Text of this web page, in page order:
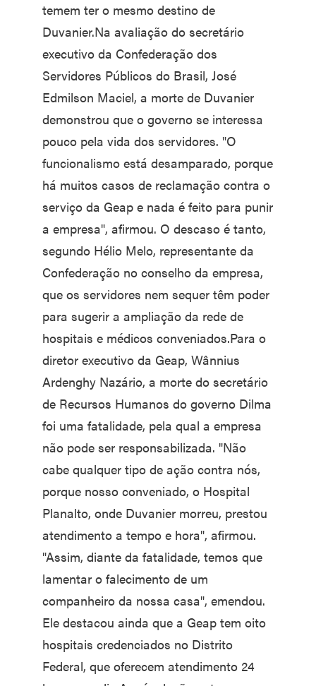
temem ter o mesmo destino de
Duvanier.Na avaliação do secretário
executivo da Confederação dos
Servidores Públicos do Brasil, José
Edmilson Maciel, a morte de Duvanier
demonstrou que o governo se interessa
pouco pela vida dos servidores. "O
funcionalismo está desamparado, porque
há muitos casos de reclamação contra o
serviço da Geap e nada é feito para punir
a empresa", afirmou. O descaso é tanto,
segundo Hélio Melo, representante da
Confederação no conselho da empresa,
que os servidores nem sequer têm poder
para sugerir a ampliação da rede de
hospitais e médicos conveniados.Para o
diretor executivo da Geap, Wânnius
Ardenghy Nazário, a morte do secretário
de Recursos Humanos do governo Dilma
foi uma fatalidade, pela qual a empresa
não pode ser responsabilizada. "Não
cabe qualquer tipo de ação contra nós,
porque nosso conveniado, o Hospital
Planalto, onde Duvanier morreu, prestou
atendimento a tempo e hora", afirmou.
"Assim, diante da fatalidade, temos que
lamentar o falecimento de um
companheiro da nossa casa", emendou.
Ele destacou ainda que a Geap tem oito
hospitais credenciados no Distrito
Federal, que oferecem atendimento 24